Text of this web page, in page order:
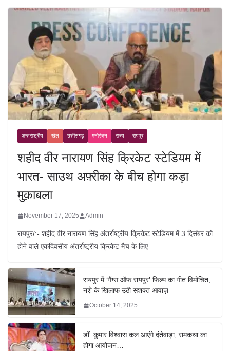
अन्तर्राष्ट्रीय खेल छत्तीसगढ़ मनोरंजन राज्य रायपुर
शहीद वीर नारायण सिंह क्रिकेट स्टेडियम में
भारत- साउथ अफ़्रीका के बीच होगा कड़ा
मुक़ाबला
November 17, 2025 Admin
रायपुर/:- शहीद वीर नारायण सिंह अंतर्राष्ट्रीय क्रिकेट स्टेडियम में 3 दिसंबर को
होने वाले एकदिवसीय अंतर्राष्ट्रीय क्रिकेट मैच के लिए
रायपुर में ‘गैंग्स ऑफ रायपुर’ फिल्म का गीत विमोचित,
नशे के खिलाफ उठी सशक्त आवाज़
October 14, 2025
डॉ. कुमार विश्वास कल आएंगे दंतेवाड़ा, रामकथा का
होगा आयोजन…